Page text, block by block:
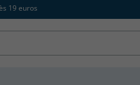
19 euros